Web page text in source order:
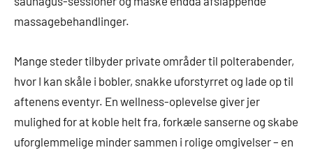
massagebehandlinger.
Mange steder tilbyder private områder til polterabender,
hvor I kan skåle i bobler, snakke uforstyrret og lade op til
aftenens eventyr. En wellness-oplevelse giver jer
mulighed for at koble helt fra, forkæle sanserne og skabe
uforglemmelige minder sammen i rolige omgivelser – en